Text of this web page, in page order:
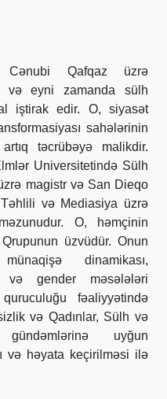
Cənubi Qafqaz üzrə
və eyni zamanda sülh
iştirak edir. O, siyasət
sahələrinin
təcrübəyə malikdir.
Universitetində Sülh
magistr və San Dieqo
və Mediasiya üzrə
O, həmçinin
üzvüdür. Onun
dinamikası,
və gender məsələləri
fəaliyyətində
və Qadınlar, Sülh və
uyğun
və həyata keçirilməsi ilə